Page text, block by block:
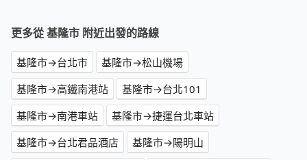
更多從 基隆市 附近出發的路線
基隆市→台北市
基隆市→松山機場
基隆市→高鐵南港站
基隆市→台北101
基隆市→南港車站
基隆市→捷運台北車站
基隆市→台北君品酒店
基隆市→陽明山